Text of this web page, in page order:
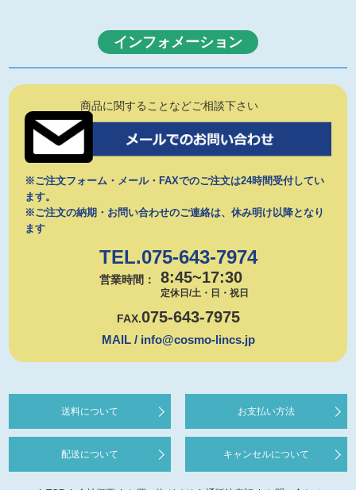
インフォメーション
商品に関することなどご相談下さい
※ご注文フォーム・メール・FAXでのご注文は24時間受付してい
ます。
※ご注文の納期・お問い合わせのご連絡は、休み明け以降となり
ます
TEL.075-643-7974
営業時間： 8:45~17:30
定休日/土・日・祝日
FAX.075-643-7975
MAIL / info@cosmo-lincs.jp
送料について お支払い方法
配送について キャンセルについて